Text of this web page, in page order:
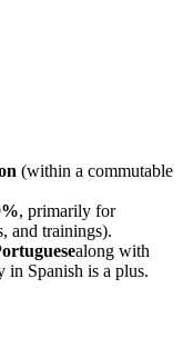
(within a commutable
, primarily for
and trainings).
along with
in Spanish is a plus.